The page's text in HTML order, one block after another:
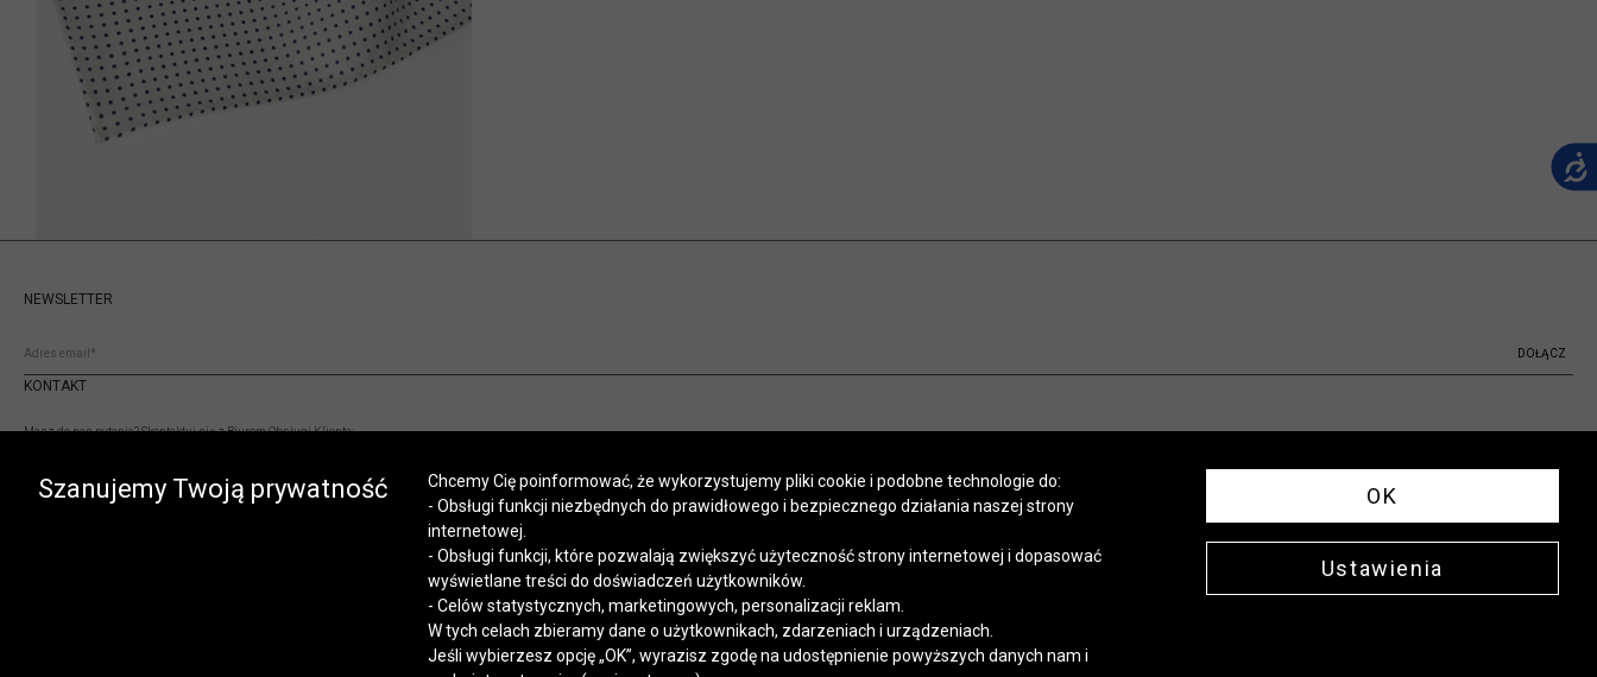
KONTAKT
Masz do nas pytania? Skontaktuj się z Biurem Obsługi Klienta:
sklep.internetowy@vistula.pl
Regulaminy Polityka prywatnościKontakt
NEWSLETTER
DOŁĄCZ
Szanujemy Twoją prywatność
Chcemy Cię poinformować, że wykorzystujemy pliki cookie i podobne technologie do:
- Obsługi funkcji niezbędnych do prawidłowego i bezpiecznego działania naszej strony
internetowej.
- Obsługi funkcji, które pozwalają zwiększyć użyteczność strony internetowej i dopasować
wyświetlane treści do doświadczeń użytkowników.
- Celów statystycznych, marketingowych, personalizacji reklam.
W tych celach zbieramy dane o użytkownikach, zdarzeniach i urządzeniach.
Jeśli wybierzesz opcję „OK”, wyrazisz zgodę na udostępnienie powyższych danych nam i
OK
Ustawienia